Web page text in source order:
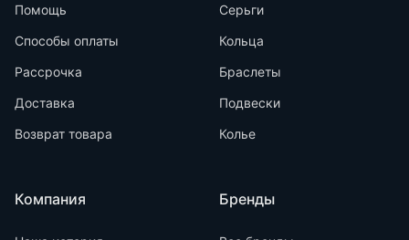
Помощь
Способы оплаты
Рассрочка
Доставка
Возврат товара
Компания
Серьги
Кольца
Браслеты
Подвески
Колье
Бренды